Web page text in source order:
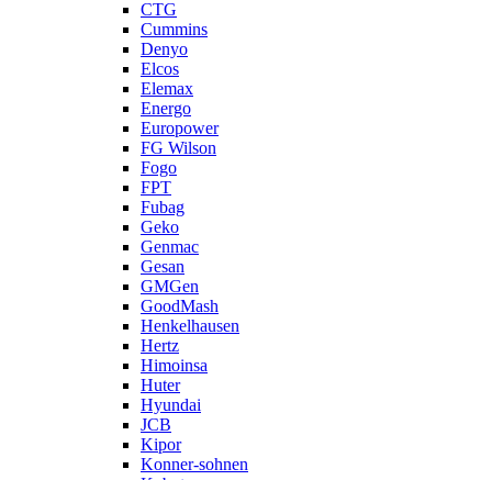
CTG
Cummins
Denyo
Elcos
Elemax
Energo
Europower
FG Wilson
Fogo
FPT
Fubag
Geko
Genmac
Gesan
GMGen
GoodMash
Henkelhausen
Hertz
Himoinsa
Huter
Hyundai
JCB
Kipor
Konner-sohnen